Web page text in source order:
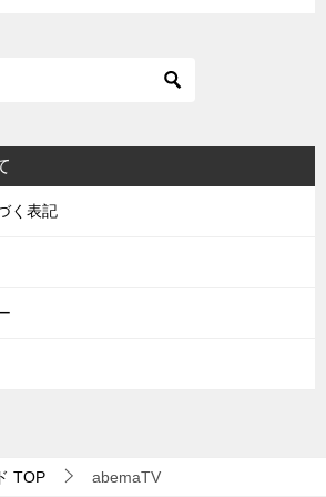
く表記
TOP abemaTV